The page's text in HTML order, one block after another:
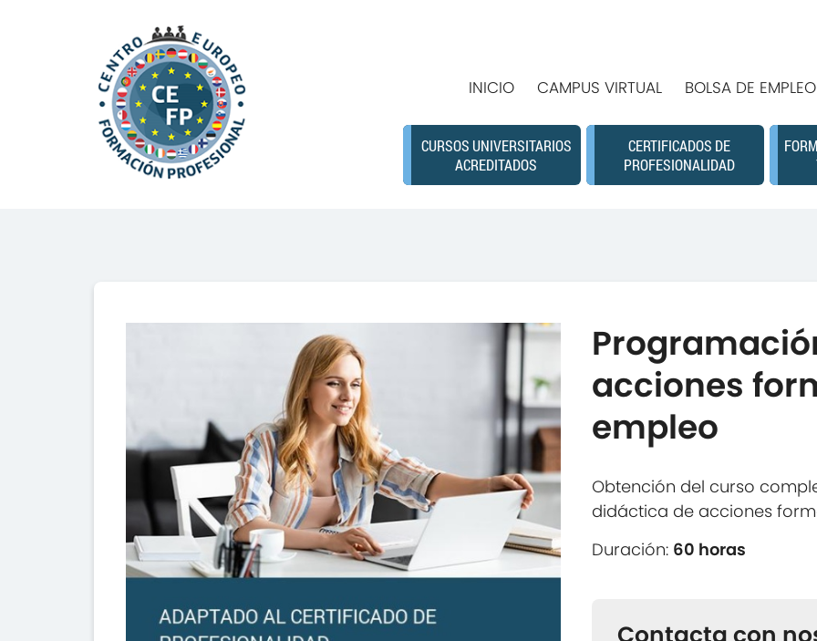
INICIO CAMPUS VIRTUAL BOLSA DE EMPLEO
CURSOS UNIVERSITARIOS
ACREDITADOS
CERTIFICADOS DE
PROFESIONALIDAD
acciones
empleo
Obtención del curso
didáctica de acciones
Duración: 60 horas